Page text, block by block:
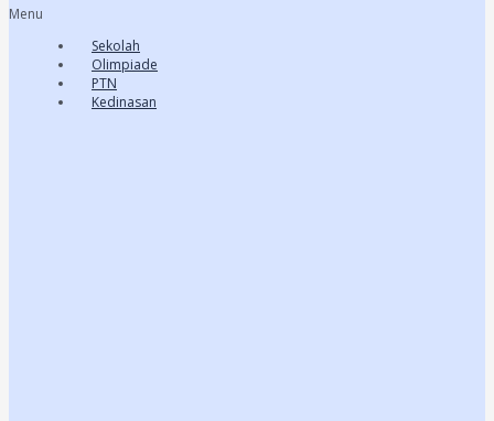
Menu
Sekolah
Olimpiade
PTN
Kedinasan